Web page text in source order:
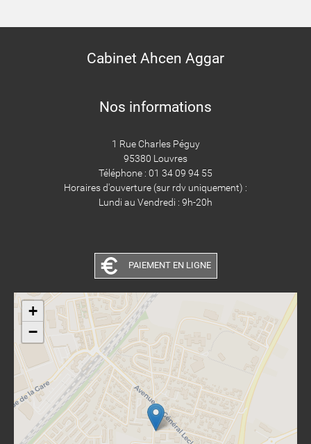
Cabinet Ahcen Aggar
Nos informations
1 Rue Charles Péguy
95380 Louvres
Téléphone : 01 34 09 94 55
Horaires d'ouverture (sur rdv uniquement) :
Lundi au Vendredi : 9h-20h
PAIEMENT EN LIGNE
+
−